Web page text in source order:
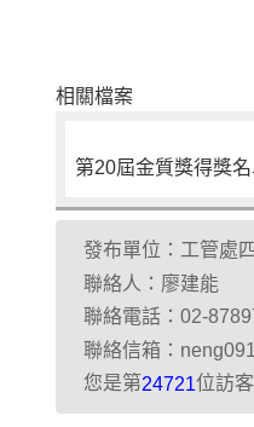
相關檔案
第20屆金質獎得獎
發布單位：工管處
聯絡人：廖建能
聯絡電話：02-
聯絡信箱：
您是第24721位訪客